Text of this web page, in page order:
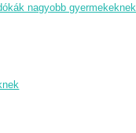
nagyobb gyermekeknek